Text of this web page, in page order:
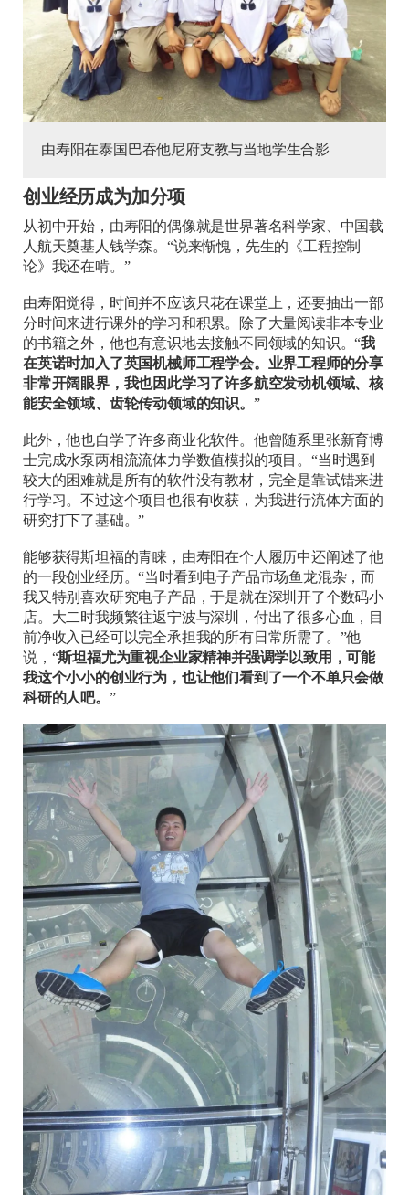
由寿阳在泰国巴吞他尼府支教与当地学生合影
创业经历成为加分项
从初中开始，由寿阳的偶像就是世界著名科学家、中国载
人航天奠基人钱学森。“说来惭愧，先生的《工程控制
论》我还在啃。”
由寿阳觉得，时间并不应该只花在课堂上，还要抽出一部
分时间来进行课外的学习和积累。除了大量阅读非本专业
的书籍之外，他也有意识地去接触不同领域的知识。“我
在英诺时加入了英国机械师工程学会。业界工程师的分享
非常开阔眼界，我也因此学习了许多航空发动机领域、核
能安全领域、齿轮传动领域的知识。 ”
此外，他也自学了许多商业化软件。他曾随系里张新育博
士完成水泵两相流流体力学数值模拟的项目。“当时遇到
较大的困难就是所有的软件没有教材，完全是靠试错来进
行学习。不过这个项目也很有收获，为我进行流体方面的
研究打下了基础。”
能够获得斯坦福的青睐，由寿阳在个人履历中还阐述了他
的一段创业经历。“当时看到电子产品市场鱼龙混杂，而
我又特别喜欢研究电子产品，于是就在深圳开了个数码小
店。大二时我频繁往返宁波与深圳，付出了很多心血，目
前净收入已经可以完全承担我的所有日常所需了。”他
说，“斯坦福尤为重视企业家精神并强调学以致用，可能
我这个小小的创业行为，也让他们看到了一个不单只会做
科研的人吧。 ”